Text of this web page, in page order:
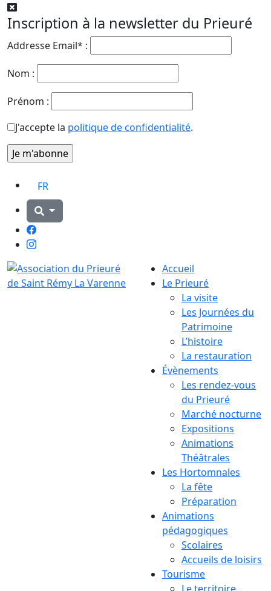
Inscription à la newsletter du Prieuré
Addresse Email* :
Nom :
Prénom :
J'accepte la politique de confidentialité.
FR
Facebook
Instagram
Accueil
Le Prieuré
La visite
Les Journées du
Patrimoine
L’histoire
La restauration
Évènements
Les rendez-vous
du Prieuré
Marché nocturne
Expositions
Animations
Théâtrales
Les Hortomnales
La fête
Préparation
Animations
pédagogiques
Scolaires
Accueils de loisirs
Tourisme